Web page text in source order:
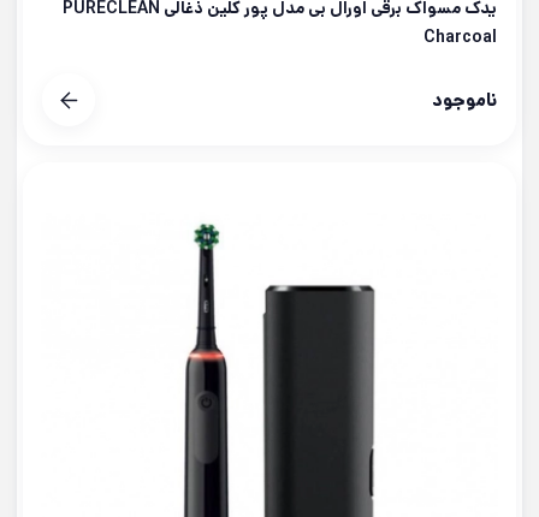
یدک مسواک برقی اورال بی مدل پور کلین ذغالی PURECLEAN
Charcoal
ناموجود